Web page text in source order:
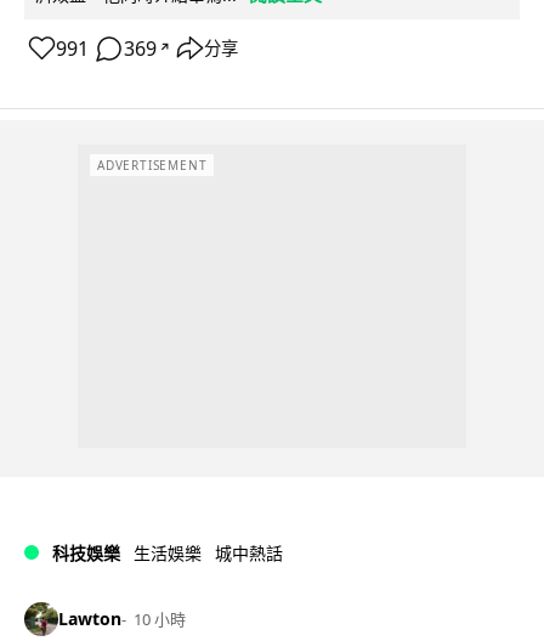
991 369 ↗ 分享
ADVERTISEMENT
科技娛樂 生活娛樂 城中熱話
Lawton 10 小時